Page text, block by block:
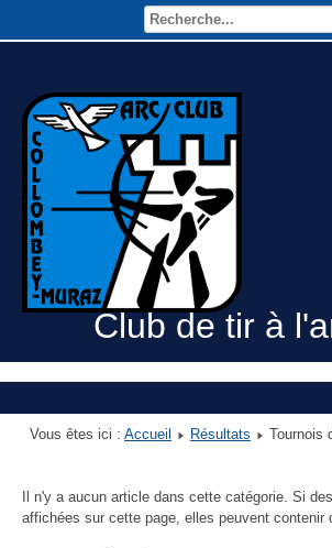
Club de tir à
Vous êtes ici : Accueil Résultats Tournois
Il n'y a aucun article dans cette catégorie. Si
affichées sur cette page, elles peuvent contenir